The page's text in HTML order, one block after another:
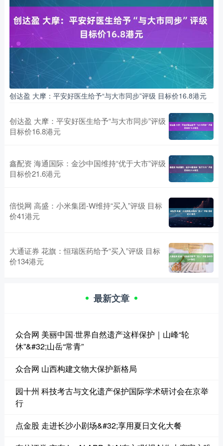
创达盈 大摩：平安好医生给予“与大市同步”评级 目标价16.8港元
创达盈 大摩：平安好医生给予“与大市同步”评级
目标价16.8港元
鑫配资 海通国际：金沙中国维持“优于大市”评级
目标价21.6港元
倍悦网 高盛：小米集团-W维持“买入”评级 目标
价41港元
大通证券 花旗：恒瑞医药给予“买入”评级 目标
价134港元
最新文章
众合网 美丽中国·世界自然遗产这样保护｜山峰“轮
休”&#32;山岳“常青”
众合网 山西构建文物大保护新格局
园十州 科技考古与文化遗产保护国际学术研讨会在京举
行
点金股 走进长沙小剧场&#32;享用夏日文化大餐